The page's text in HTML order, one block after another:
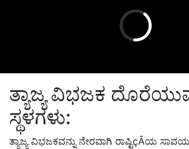
ತ್ಯಾಜ್ಯ ವಿಭಜಕ
ಸ್ಥಳಗಳು:
ತ್ಯಾಜ್ಯ ವಿಭಜಕವನ್ನು ನೇರವಾಗಿ ರಾಷ್ಟಿçÃಯ